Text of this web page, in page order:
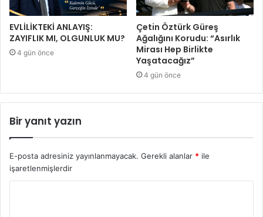
EVLİLİKTEKİ ANLAYIŞ:
ZAYIFLIK MI, OLGUNLUK MU?
4 gün önce
Çetin Öztürk Güreş
Ağalığını Korudu: “Asırlık
Mirası Hep Birlikte
Yaşatacağız”
4 gün önce
Bir yanıt yazın
E-posta adresiniz yayınlanmayacak. Gerekli alanlar * ile
işaretlenmişlerdir